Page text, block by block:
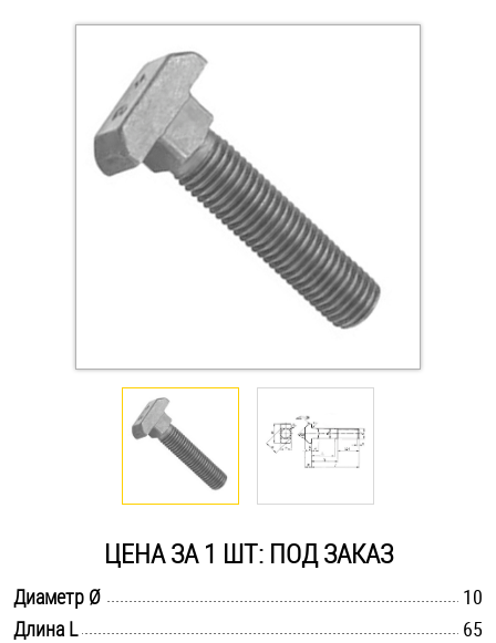
Дюймовый крепёж
Заклепки (Гайки-Заклепки)
Крюки, кольца с метрической резьбой
Крюки, кольца с шурупной резьбой
Оснастка и аксессуары для яхт
Стопорные кольца
ЦЕНА ЗА 1 ШТ: ПОД ЗАКАЗ
Диаметр Ø
10
Длина L
65